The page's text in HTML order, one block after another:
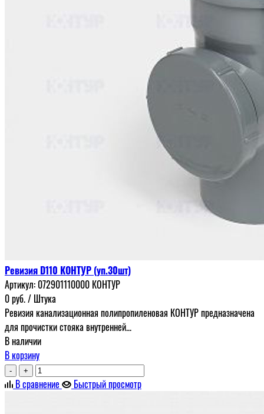
Ревизия D110 КОНТУР (уп.30шт)
Артикул: 072901110000 КОНТУР
0руб./ Штука
Ревизия канализационная полипропиленовая КОНТУР предназначена
для прочистки стояка внутренней...
В наличии
В корзину
- +
В сравнение Быстрый просмотр